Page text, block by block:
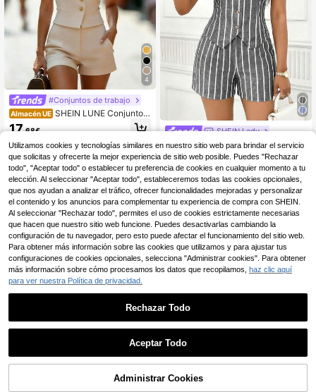
4
#Conjuntos de trabajo
Almacén UE SHEIN LUNE Conjunto d
e 2 piezas de chaleco y pantalones
cortos de unicolor elegante para mu
jer, para el verano
17,68€ SHEIN Lady
SHEIN Lady Conjunto casual de 2 p
iezas de chaleco de mujer de una s
ola hilera a rayas y pantalones cort
11 Left
7 -16% 9,17€
COMPRAR AHORA AÑADIR A LA BOLSA
Utilizamos cookies y tecnologías similares en nuestro sitio web para brindar el servicio
que solicitas y ofrecerte la mejor experiencia de sitio web posible. Puedes "Rechazar
todo", "Aceptar todo" o establecer tu preferencia de cookies en cualquier momento a tu
elección. Al seleccionar "Aceptar todo", estableceremos todas las cookies opcionales,
que nos ayudan a analizar el tráfico, ofrecer funcionalidades mejoradas y personalizar
el contenido y los anuncios para complementar tu experiencia de compra con SHEIN.
Al seleccionar "Rechazar todo", permites el uso de cookies estrictamente necesarias
que hacen que nuestro sitio web funcione. Puedes desactivarlas cambiando la
configuración de tu navegador, pero esto puede afectar el funcionamiento del sitio web.
Para obtener más información sobre las cookies que utilizamos y para ajustar tus
configuraciones de cookies opcionales, selecciona "Administrar cookies". Para obtener
más información sobre cómo procesamos los datos que recopilamos, haz clic aquí
para ver nuestra Política de privacidad.
Rechazar Todo
Aceptar Todo
Administrar Cookies